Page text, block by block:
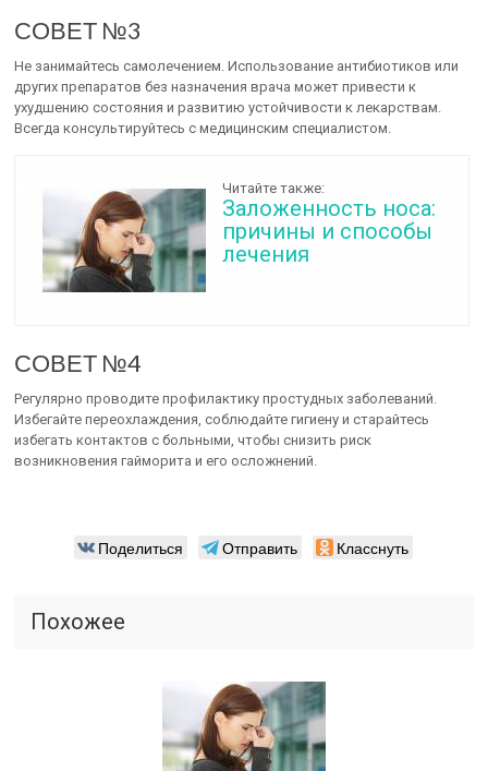
СОВЕТ №3
Не занимайтесь самолечением. Использование антибиотиков или
других препаратов без назначения врача может привести к
ухудшению состояния и развитию устойчивости к лекарствам.
Всегда консультируйтесь с медицинским специалистом.
Читайте также:
Заложенность носа:
причины и способы
лечения
СОВЕТ №4
Регулярно проводите профилактику простудных заболеваний.
Избегайте переохлаждения, соблюдайте гигиену и старайтесь
избегать контактов с больными, чтобы снизить риск
возникновения гайморита и его осложнений.
Поделиться Отправить Класснуть
Похожее